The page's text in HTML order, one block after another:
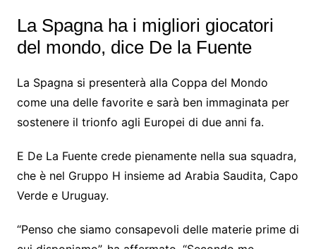
La Spagna ha i migliori giocatori
del mondo, dice De la Fuente
La Spagna si presenterà alla Coppa del Mondo
come una delle favorite e sarà ben immaginata per
sostenere il trionfo agli Europei di due anni fa.
E De La Fuente crede pienamente nella sua squadra,
che è nel Gruppo H insieme ad Arabia Saudita, Capo
Verde e Uruguay.
“Penso che siamo consapevoli delle materie prime di